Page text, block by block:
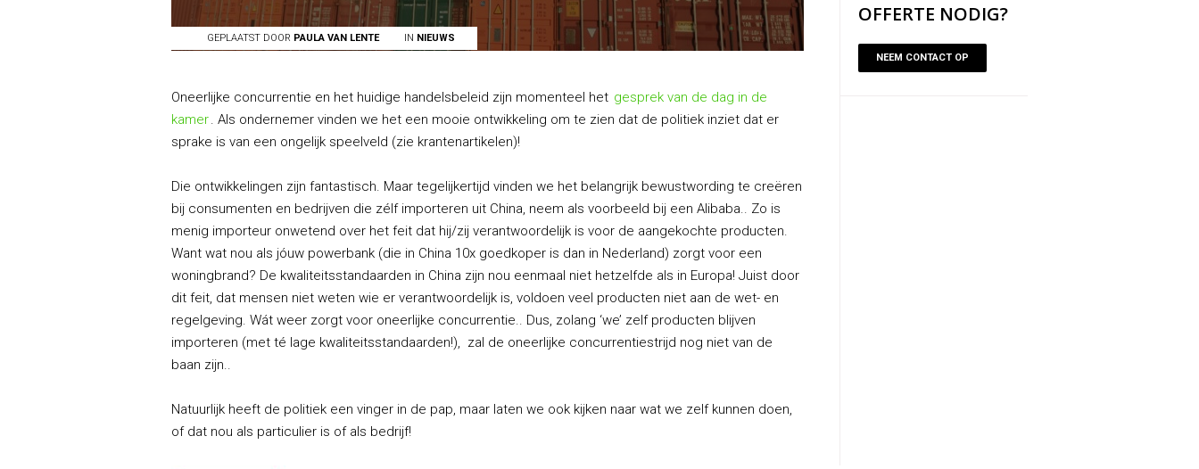
GEPLAATST DOOR PAULA VAN LENTE IN NIEUWS
Oneerlijke concurrentie en het huidige handelsbeleid zijn momenteel het gesprek van de dag in de
kamer . Als ondernemer vinden we het een mooie ontwikkeling om te zien dat de politiek inziet dat er
sprake is van een ongelijk speelveld (zie krantenartikelen)!
Die ontwikkelingen zijn fantastisch. Maar tegelijkertijd vinden we het belangrijk bewustwording te creëren
bij consumenten en bedrijven die zélf importeren uit China, neem als voorbeeld bij een Alibaba.. Zo is
menig importeur onwetend over het feit dat hij/zij verantwoordelijk is voor de aangekochte producten.
Want wat nou als jóuw powerbank (die in China 10x goedkoper is dan in Nederland) zorgt voor een
woningbrand? De kwaliteitsstandaarden in China zijn nou eenmaal niet hetzelfde als in Europa! Juist door
dit feit, dat mensen niet weten wie er verantwoordelijk is, voldoen veel producten niet aan de wet- en
regelgeving. Wát weer zorgt voor oneerlijke concurrentie.. Dus, zolang ‘we’ zelf producten blijven
importeren (met té lage kwaliteitsstandaarden!), zal de oneerlijke concurrentiestrijd nog niet van de
baan zijn..
Natuurlijk heeft de politiek een vinger in de pap, maar laten we ook kijken naar wat we zelf kunnen doen,
of dat nou als particulier is of als bedrijf!
OFFERTE NODIG?
NEEM CONTACT OP